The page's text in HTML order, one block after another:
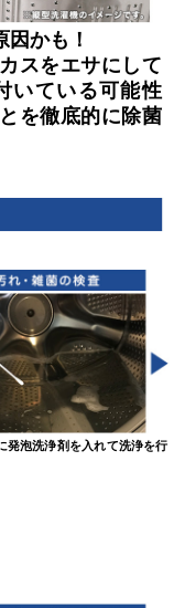
かも！
スをエサにして
いている可能性
を徹底的に除菌
発泡洗浄剤を入れて洗浄を行